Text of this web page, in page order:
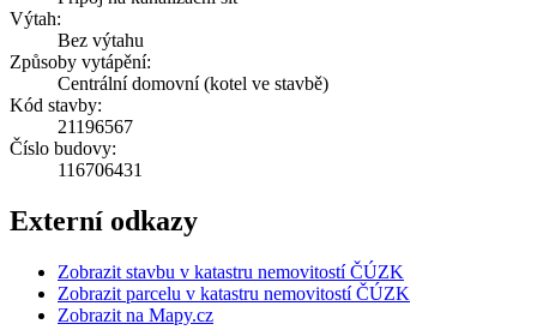
Výtah:
Bez výtahu
Způsoby vytápění:
Centrální domovní (kotel ve stavbě)
Kód stavby:
21196567
Číslo budovy:
116706431
Externí odkazy
Zobrazit stavbu v katastru nemovitostí ČÚZK
Zobrazit parcelu v katastru nemovitostí ČÚZK
Zobrazit na Mapy.cz